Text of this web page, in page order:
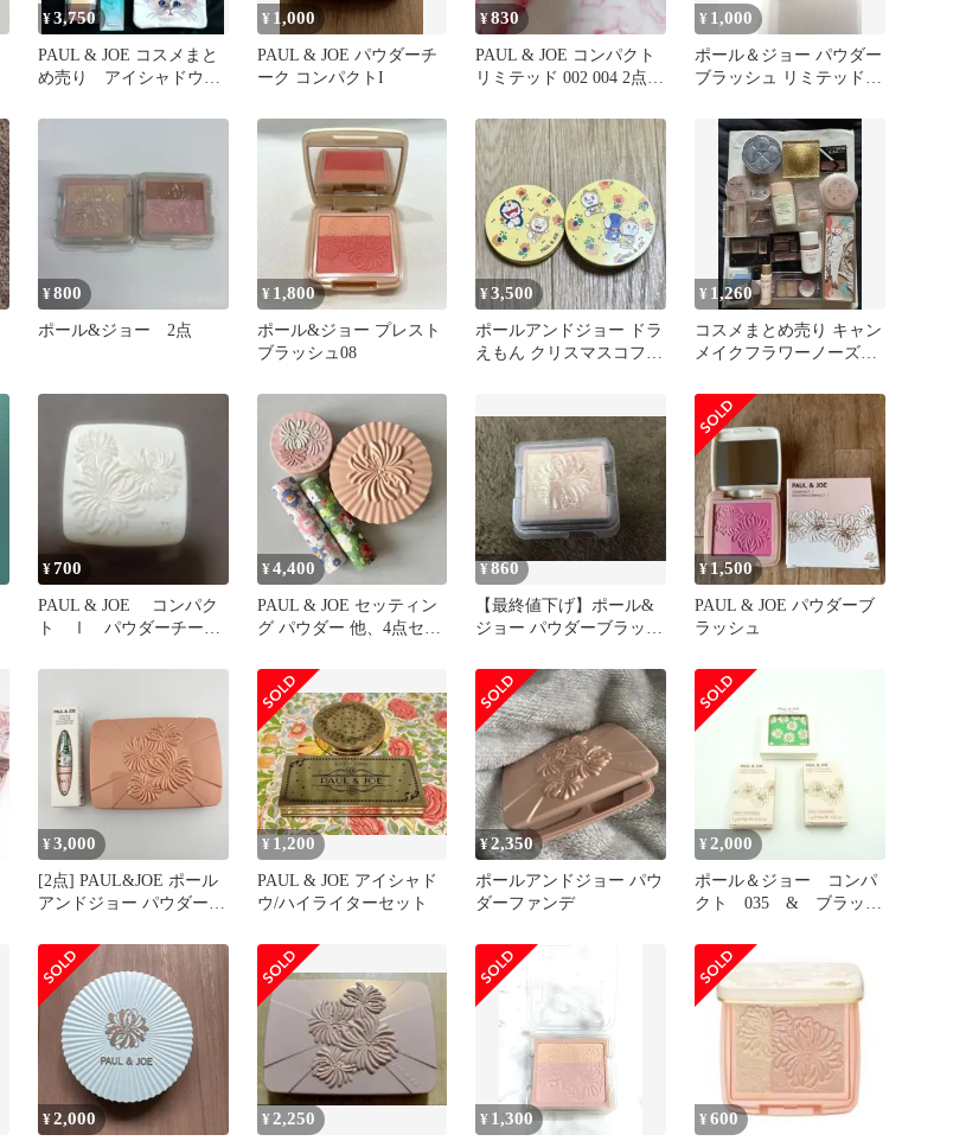
¥3,750
PAUL & JOE コスメまと
め売り アイシャドウ
¥ 1,000
PAUL & JOE パウダーチ
ーク コンパクトI
¥830
PAUL & JOE コンパクト
リミテッド 002 004 2点セ
¥ 1,000
ポール＆ジョー パウダー
ブラッシュ リミテッド
¥800
ポール&ジョー 2点
¥ 1,800
ポール&ジョー プレスト
ブラッシュ08
¥3,500
ポールアンドジョー ドラ
えもん クリスマスコフレ
¥ 1,260
コスメまとめ売り キャン
メイクフラワーノーズゲ
¥700
PAUL & JOE コンパク
ト Ⅰ パウダーチーク
¥4,400
PAUL & JOE セッティン
グ パウダー 他、4点セッ
¥860
【最終値下げ】ポール&
ジョー パウダーブラッシ
¥1,500
PAUL & JOE パウダーブ
ラッシュ
¥3,000
[2点] PAUL&JOE ポール
アンドジョー パウダー
クト 01 / リップスティッ
ク ケース CS 089
¥ 1,200
PAUL & JOE アイシャド
ウ/ハイライターセット
¥2,350
ポールアンドジョー パウ
ダーファンデ
¥2,000
ポール＆ジョー コンパ
クト 035 & ブラッシ
ュ 06
¥2,000 ¥ 2,250 ¥ 1,300 ¥ 600